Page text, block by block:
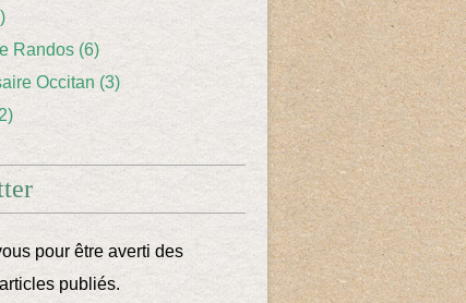
Randos (6)
Occitan (3)
pour être averti des
publiés.